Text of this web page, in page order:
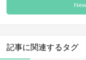
記事に関連するタグ